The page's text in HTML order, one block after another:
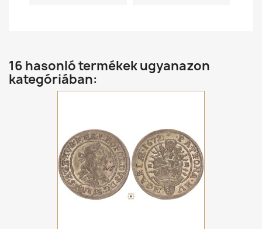
16 hasonló termékek ugyanazon
kategóriában: